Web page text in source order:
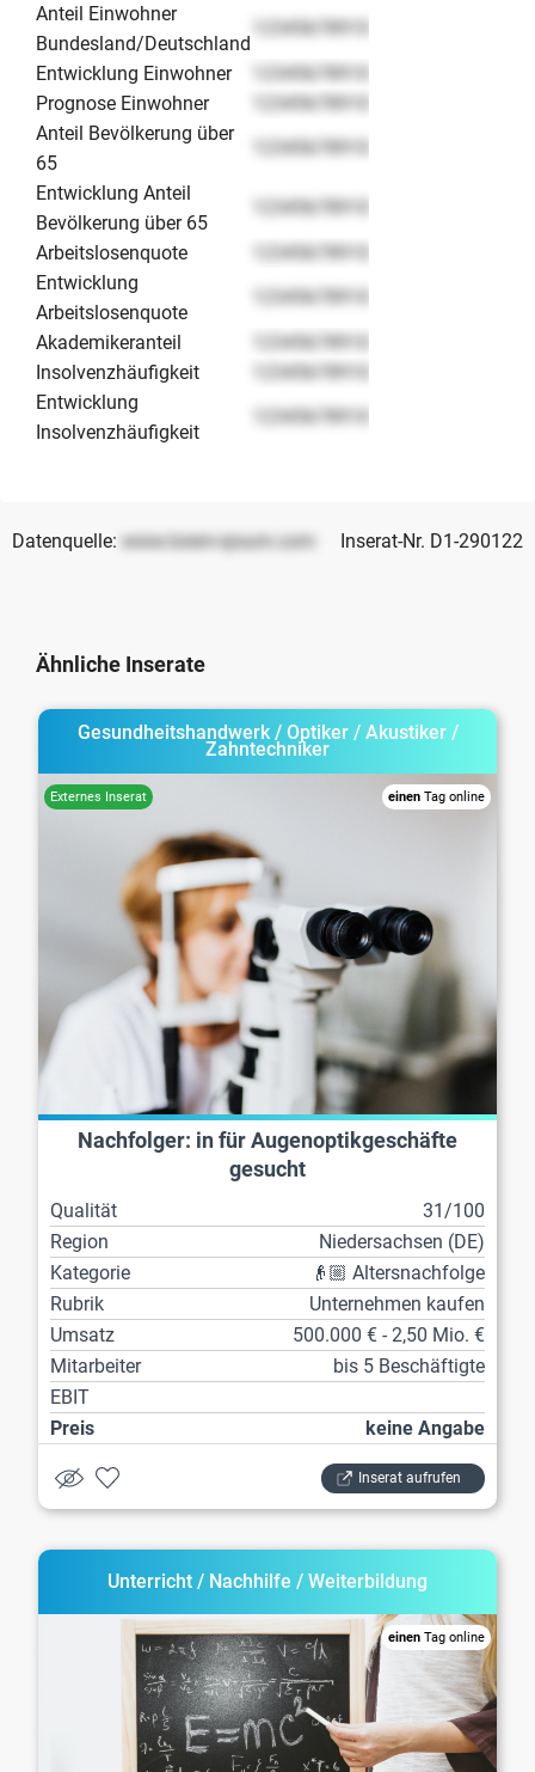
Anteil Einwohner
Bundesland/Deutschland
12345678910
Entwicklung Einwohner
12345678910
Prognose Einwohner
12345678910
Anteil Bevölkerung über
65
12345678910
Entwicklung Anteil
Bevölkerung über 65
12345678910
Arbeitslosenquote
12345678910
Entwicklung
Arbeitslosenquote
12345678910
Akademikeranteil
12345678910
Insolvenzhäufigkeit
12345678910
Entwicklung
Insolvenzhäufigkeit
12345678910
Datenquelle: www.lorem-ipsum.com Inserat-Nr. D1-290122
Ähnliche Inserate
Gesundheitshandwerk / Optiker / Akustiker /
Zahntechniker
einen Tag online
Nachfolger: in für Augenoptikgeschäfte
gesucht
Qualität
31/100
Region
Niedersachsen (DE)
Kategorie
👴🏼 Altersnachfolge
Rubrik
Unternehmen kaufen
Umsatz
500.000 € - 2,50 Mio. €
Mitarbeiter
bis 5 Beschäftigte
EBIT
Preis
keine Angabe
Inserat aufrufen
Unterricht / Nachhilfe / Weiterbildung
einen Tag online